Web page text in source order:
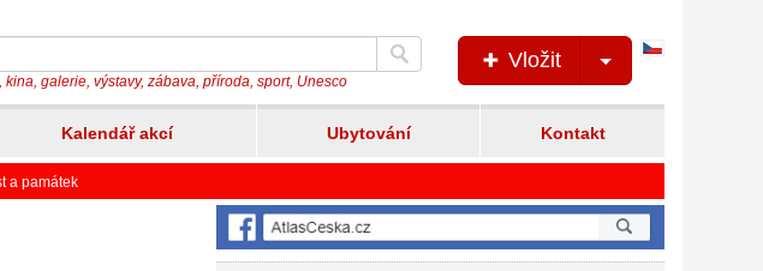
galerie, výstavy, zábava, příroda, sport, Unesco
Vložit
Kalendář akcí Ubytování Kontakt
a památek